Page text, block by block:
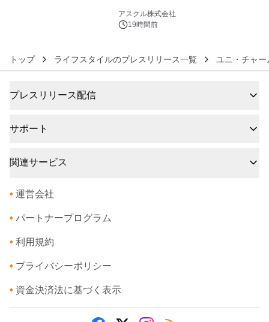
アスクル株式会社
19時間前
トップ ライフスタイルのプレスリリース一覧 ユニ・チャ
プレスリリース配信
サポート
関連サービス
• 運営会社
• パートナープログラム
• 利用規約
• プライバシーポリシー
• 資金決済法に基づく表示